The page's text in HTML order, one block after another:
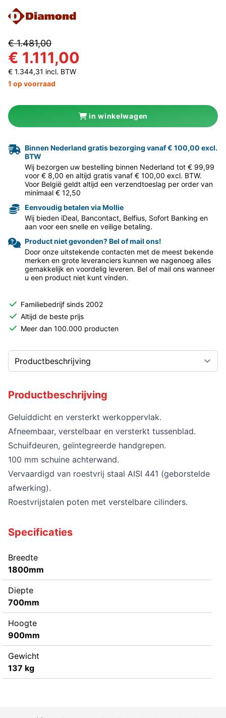
€ 1.481,00
€ 1.111,00
€ 1.344,31 incl. BTW
1 op voorraad
in winkelwagen
Binnen Nederland gratis bezorging vanaf € 100,00 excl.
BTW
Wij bezorgen uw bestelling binnen Nederland tot € 99,99
voor € 8,00 en altijd gratis vanaf € 100,00 excl. BTW.
Voor België geldt altijd een verzendtoeslag per order van
minimaal € 12,50
Eenvoudig betalen via Mollie
Wij bieden iDeal, Bancontact, Belfius, Sofort Banking en
aan voor een snelle en veilige betaling.
Product niet gevonden? Bel of mail ons!
Door onze uitstekende contacten met de meest bekende
merken en grote leveranciers kunnen we nagenoeg alles
gemakkelijk en voordelig leveren. Bel of mail ons wanneer
u een product niet kunt vinden.
Familiebedrijf sinds 2002
Altijd de beste prijs
Meer dan 100.000 producten
Productbeschrijving
Geluiddicht en versterkt werkoppervlak.
Afneembaar, verstelbaar en versterkt tussenblad.
Schuifdeuren, geïntegreerde handgrepen.
100 mm schuine achterwand.
Vervaardigd van roestvrij staal AISI 441 (geborstelde
afwerking).
Roestvrijstalen poten met verstelbare cilinders.
Specificaties
Breedte
1800mm
Diepte
700mm
Hoogte
900mm
Gewicht
137 kg